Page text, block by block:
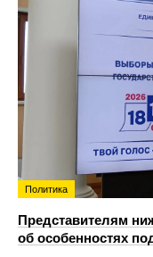
Политика
Представителям
об особенностях